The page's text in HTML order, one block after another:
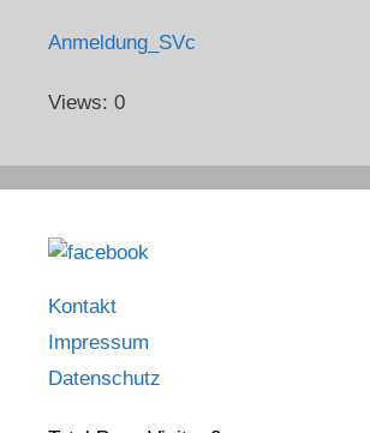
Anmeldung_SVc
Views: 0
Kontakt
Impressum
Datenschutz